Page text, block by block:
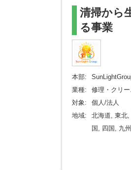
清掃から
る事業
本部:
業種:
修理・クリ
対象:
個人/法人
地域:
北海道, 東北
国, 四国, 九